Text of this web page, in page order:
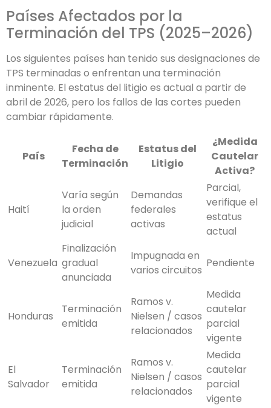
Países Afectados por la
Terminación del TPS (2025–2026)
Los siguientes países han tenido sus designaciones de
TPS terminadas o enfrentan una terminación
inminente. El estatus del litigio es actual a partir de
abril de 2026, pero los fallos de las cortes pueden
cambiar rápidamente.
País
Fecha de
Terminación
Estatus del
Litigio
¿Medida
Cautelar
Activa?
Haití
Varía según
la orden
judicial
Demandas
federales
activas
Parcial,
verifique el
estatus
actual
Venezuela
Finalización
gradual
anunciada
Impugnada en
varios circuitos
Pendiente
Honduras
Terminación
emitida
Ramos v.
Nielsen / casos
relacionados
Medida
cautelar
parcial
vigente
El
Salvador
Terminación
emitida
Ramos v.
Nielsen / casos
relacionados
Medida
cautelar
parcial
vigente